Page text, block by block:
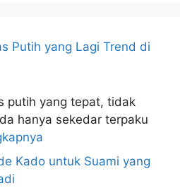
Putih yang Lagi Trend di
putih yang tepat, tidak
hanya sekedar terpaku
Kado untuk Suami yang